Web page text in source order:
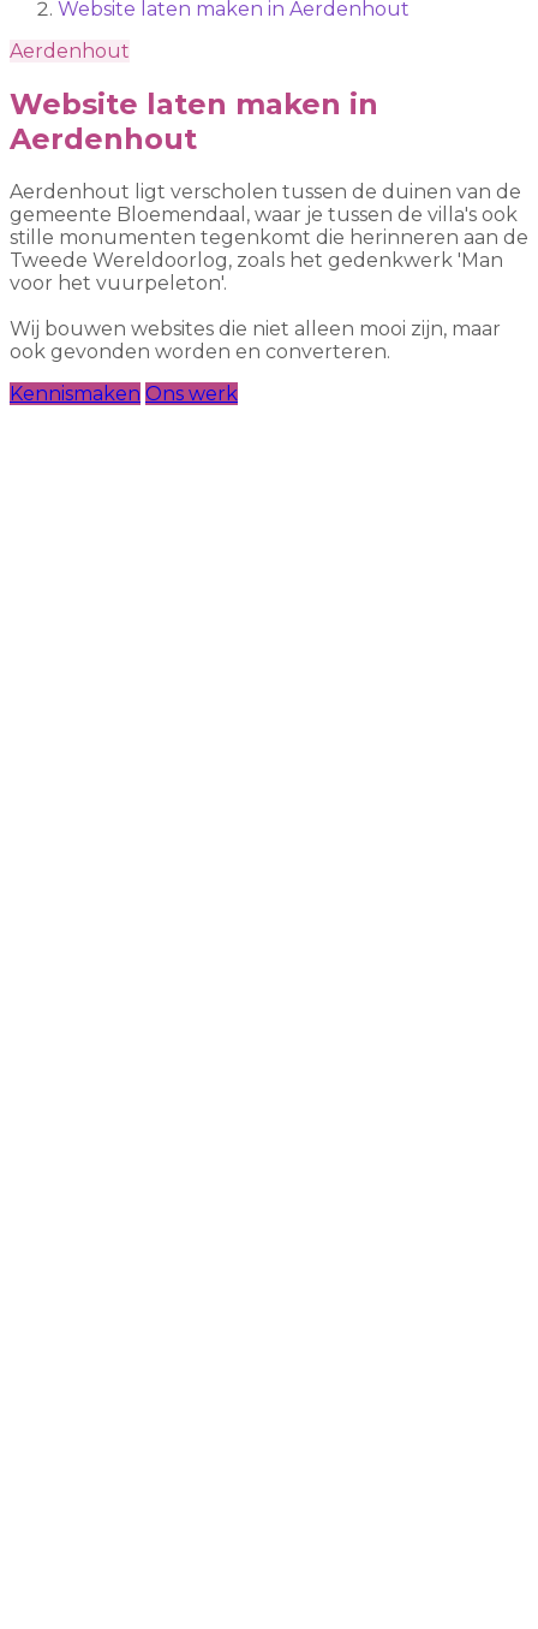
Website laten maken in Aerdenhout
Aerdenhout
Website laten maken in
Aerdenhout
Aerdenhout ligt verscholen tussen de duinen van de
gemeente Bloemendaal, waar je tussen de villa's ook
stille monumenten tegenkomt die herinneren aan de
Tweede Wereldoorlog, zoals het gedenkwerk 'Man
voor het vuurpeleton'.
Wij bouwen websites die niet alleen mooi zijn, maar
ook gevonden worden en converteren.
Kennismaken Ons werk